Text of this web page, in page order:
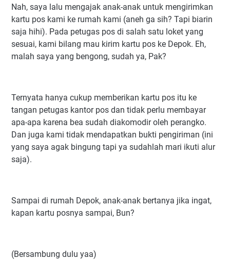
Nah, saya lalu mengajak anak-anak untuk mengirimkan
kartu pos kami ke rumah kami (aneh ga sih? Tapi biarin
saja hihi). Pada petugas pos di salah satu loket yang
sesuai, kami bilang mau kirim kartu pos ke Depok. Eh,
malah saya yang bengong, sudah ya, Pak?
Ternyata hanya cukup memberikan kartu pos itu ke
tangan petugas kantor pos dan tidak perlu membayar
apa-apa karena bea sudah diakomodir oleh perangko.
Dan juga kami tidak mendapatkan bukti pengiriman (ini
yang saya agak bingung tapi ya sudahlah mari ikuti alur
saja).
Sampai di rumah Depok, anak-anak bertanya jika ingat,
kapan kartu posnya sampai, Bun?
(Bersambung dulu yaa)